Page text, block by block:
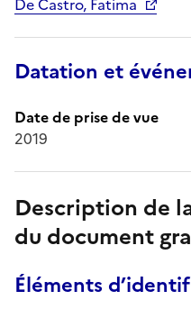
Datation et
Date de prise de vue
2019
Description de
du document
Éléments